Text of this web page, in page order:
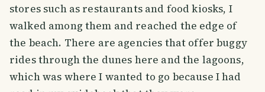
stores such as restaurants and food kiosks, I
walked among them and reached the edge of
the beach. There are agencies that offer buggy
rides through the dunes here and the lagoons,
which was where I wanted to go because I had